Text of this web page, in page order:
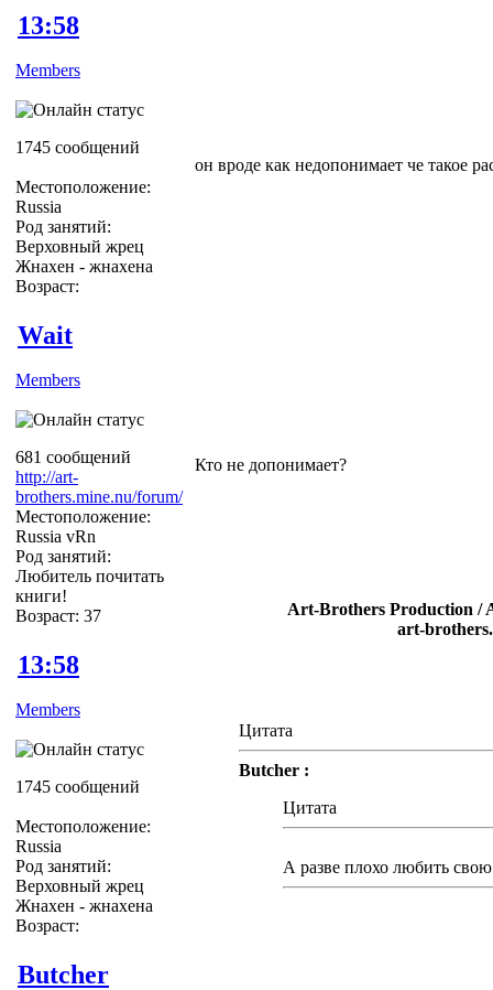
13:58
Members
1745 сообщений
Местоположение:
Russia
Род занятий:
Верховный жрец
Жнахен - жнахена
Возраст:
он вроде как недопонимает че такое
Wait
Members
681 сообщений
http://art-
brothers.mine.nu/forum/
Местоположение:
Russia vRn
Род занятий:
Любитель почитать
книги!
Возраст: 37
Кто не допонимает?
Art-Brothers Production /
art-
13:58
Members
1745 сообщений
Местоположение:
Russia
Род занятий:
Верховный жрец
Жнахен - жнахена
Возраст:
Цитата
Butcher :
Цитата
А разве плохо любить свою
Butcher